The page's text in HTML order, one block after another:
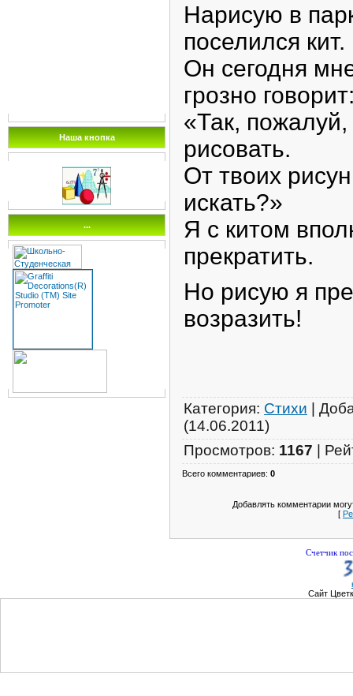
Наша кнопка
...
Нарисую в
поселился кит.
Он сегодня
грозно
«Так, пожалуй,
рисовать.
От твоих
искать?»
Я с китом
прекратить.
Но рисую я
возразить!
Категория: Стихи |
(14.06.2011)
Просмотров: 1167 |
Всего комментариев: 0
Добавлять комментарии
[
Счетчик
Сайт